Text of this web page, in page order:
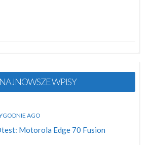
NAJNOWSZE WPISY
AGO
Motorola Edge 70 Fusion